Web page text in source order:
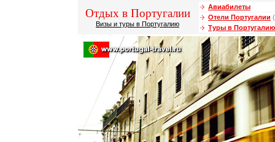
Отдых в Португалии
Визы и туры в Португалию
Авиабилеты
Отели Португалии
Туры в Португалию